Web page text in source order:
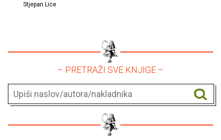
Stjepan Lice
– PRETRAŽI SVE KNJIGE –